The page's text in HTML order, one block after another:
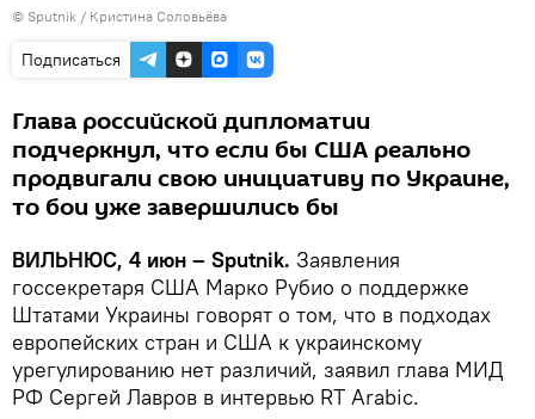
© Sputnik / Кристина Соловьёва
Подписаться
Глава российской дипломатии
подчеркнул, что если бы США реально
продвигали свою инициативу по Украине,
то бои уже завершились бы
ВИЛЬНЮС, 4 июн – Sputnik. Заявления
госсекретаря США Марко Рубио о поддержке
Штатами Украины говорят о том, что в подходах
европейских стран и США к украинскому
урегулированию нет различий, заявил глава МИД
РФ Сергей Лавров в интервью RT Arabic.